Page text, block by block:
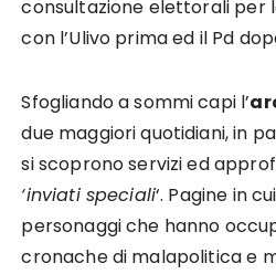
consultazione elettorali per
con l’Ulivo prima ed il Pd
Sfogliando a sommi capi l’
due maggiori quotidiani, in
si scoprono servizi ed
‘inviati speciali‘. Pagine in
personaggi che hanno
cronache di malapolitica e